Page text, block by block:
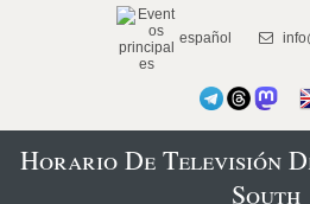
español
Horario De Televisión
South